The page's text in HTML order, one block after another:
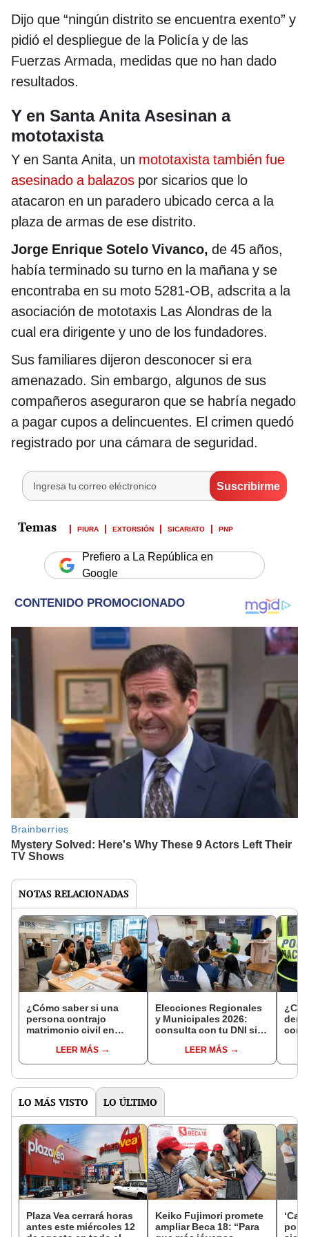
Dijo que “ningún distrito se encuentra exento” y
pidió el despliegue de la Policía y de las
Fuerzas Armada, medidas que no han dado
resultados.
Y en Santa Anita Asesinan a
mototaxista
Y en Santa Anita, un mototaxista también fue
asesinado a balazos por sicarios que lo
atacaron en un paradero ubicado cerca a la
plaza de armas de ese distrito.
Jorge Enrique Sotelo Vivanco, de 45 años,
había terminado su turno en la mañana y se
encontraba en su moto 5281-OB, adscrita a la
asociación de mototaxis Las Alondras de la
cual era dirigente y uno de los fundadores.
Sus familiares dijeron desconocer si era
amenazado. Sin embargo, algunos de sus
compañeros aseguraron que se habría negado
a pagar cupos a delincuentes. El crimen quedó
registrado por una cámara de seguridad.
PIURA EXTORSIÓN SICARIATO PNP
Prefiero a La República en
Google
NOTAS RELACIONADAS
¿Cómo saber si una
persona contrajo
matrimonio civil en
LEER MÁS
Elecciones Regionales
y Municipales 2026:
consulta con tu DNI si
de mesa para este 4 de
octubre en el link oficial
LEER MÁS
con
LO MÁS VISTO LO ÚLTIMO
Plaza Vea cerrará horas
antes este miércoles 12
Keiko Fujimori promete
ampliar Beca 18: “Para
por